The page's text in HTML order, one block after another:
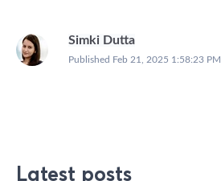
Simki Dutta
Published Feb 21, 2025 1:58:23 PM
Latest posts